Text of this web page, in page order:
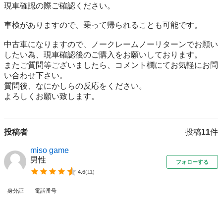
現車確認の際ご確認ください。
車検がありますので、乗って帰られることも可能です。
中古車になりますので、ノークレームノーリターンでお願い
したい為、現車確認後のご購入をお願いしております。
またご質問等ございましたら、コメント欄にてお気軽にお問
い合わせ下さい。
質問後、なにかしらの反応をください。
よろしくお願い致します。
投稿者 投稿11件
miso game
男性
4.6(11)
フォローする
身分証 電話番号